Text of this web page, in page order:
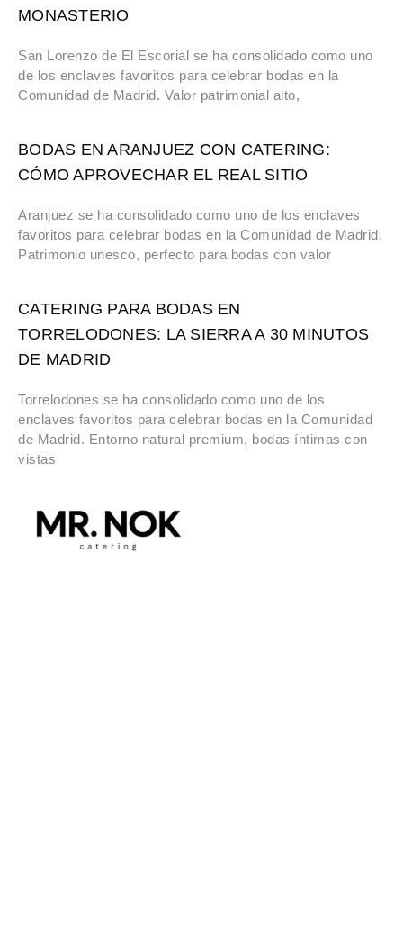
MONASTERIO
San Lorenzo de El Escorial se ha consolidado como uno
de los enclaves favoritos para celebrar bodas en la
Comunidad de Madrid. Valor patrimonial alto,
BODAS EN ARANJUEZ CON CATERING:
CÓMO APROVECHAR EL REAL SITIO
Aranjuez se ha consolidado como uno de los enclaves
favoritos para celebrar bodas en la Comunidad de Madrid.
Patrimonio unesco, perfecto para bodas con valor
CATERING PARA BODAS EN
TORRELODONES: LA SIERRA A 30 MINUTOS
DE MADRID
Torrelodones se ha consolidado como uno de los
enclaves favoritos para celebrar bodas en la Comunidad
de Madrid. Entorno natural premium, bodas íntimas con
vistas